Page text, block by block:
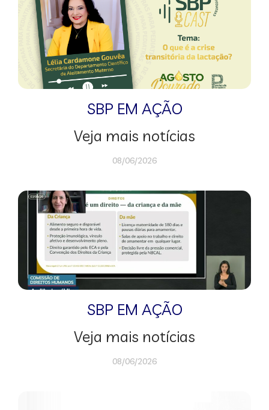
SBP EM AÇÃO
Veja mais notícias
08/06/2026
SBP EM AÇÃO
Veja mais notícias
08/06/2026